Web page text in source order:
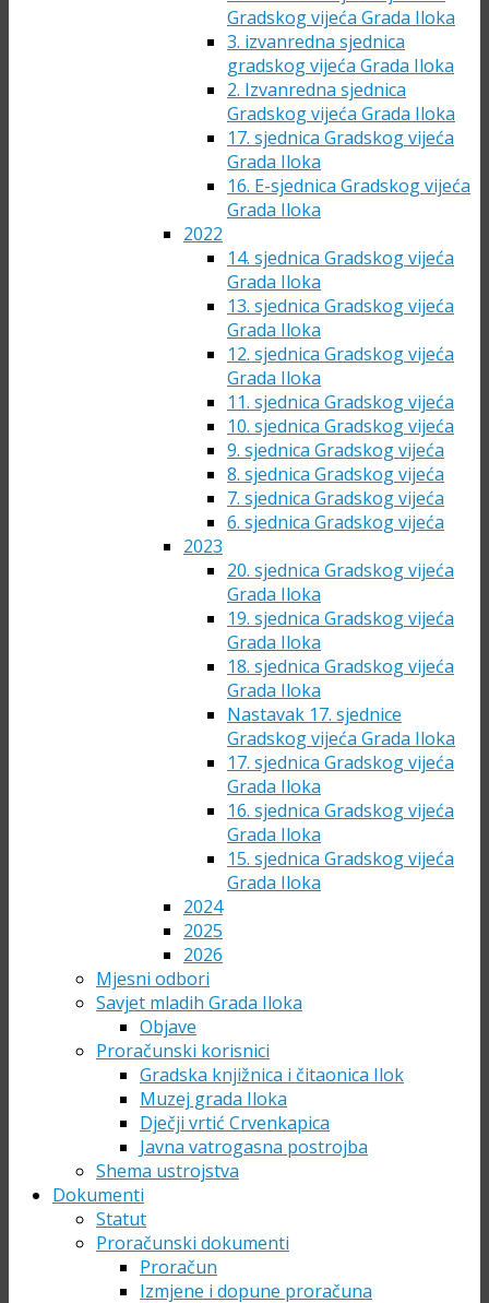
Gradskog vijeća Grada Iloka
3. izvanredna sjednica
gradskog vijeća Grada Iloka
2. Izvanredna sjednica
Gradskog vijeća Grada Iloka
17. sjednica Gradskog vijeća
Grada Iloka
16. E-sjednica Gradskog vijeća
Grada Iloka
2022
14. sjednica Gradskog vijeća
Grada Iloka
13. sjednica Gradskog vijeća
Grada Iloka
12. sjednica Gradskog vijeća
Grada Iloka
11. sjednica Gradskog vijeća
10. sjednica Gradskog vijeća
9. sjednica Gradskog vijeća
8. sjednica Gradskog vijeća
7. sjednica Gradskog vijeća
6. sjednica Gradskog vijeća
2023
20. sjednica Gradskog vijeća
Grada Iloka
19. sjednica Gradskog vijeća
Grada Iloka
18. sjednica Gradskog vijeća
Grada Iloka
Nastavak 17. sjednice
Gradskog vijeća Grada Iloka
17. sjednica Gradskog vijeća
Grada Iloka
16. sjednica Gradskog vijeća
Grada Iloka
15. sjednica Gradskog vijeća
Grada Iloka
2024
2025
2026
Mjesni odbori
Savjet mladih Grada Iloka
Objave
Proračunski korisnici
Gradska knjižnica i čitaonica Ilok
Muzej grada Iloka
Dječji vrtić Crvenkapica
Javna vatrogasna postrojba
Shema ustrojstva
Dokumenti
Statut
Proračunski dokumenti
Proračun
Izmjene i dopune proračuna